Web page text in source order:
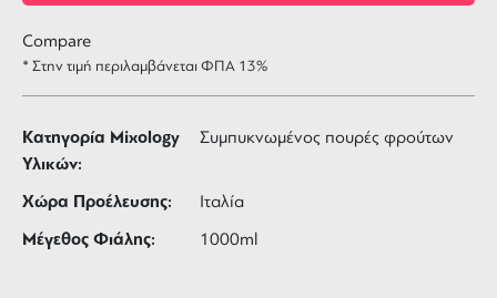
Compare
* Στην τιμή περιλαμβάνεται ΦΠΑ 13%
Κατηγορία Mixology
Υλικών:
Συμπυκνωμένος πουρές φρούτων
Χώρα Προέλευσης: Ιταλία
Μέγεθος Φιάλης: 1000ml